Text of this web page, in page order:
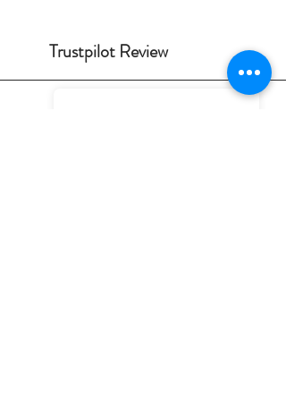
Trustpilot Review